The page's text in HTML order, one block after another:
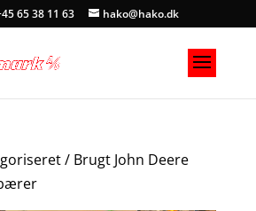
65 38 11 63 hako@hako.dk
/ Brugt John Deere